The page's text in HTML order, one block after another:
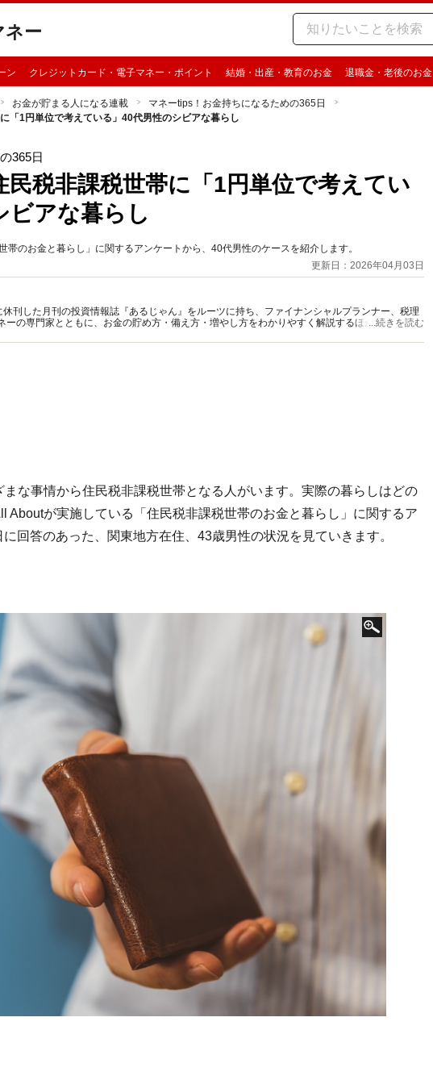
ネー
ン クレジットカード・電子マネー・ポイント 結婚・出産・教育のお金 退職金・老後のお金
お金が貯まる人になる連載
マネーtips！お金持ちになるための365日
「1円単位で考えている」40代男性のシビアな暮らし
365日
民税非課税世帯に「1円単位で考えてい
ビアな暮らし
帯のお金と暮らし」に関するアンケートから、40代男性のケースを紹介します。
更新日：2026年04月03日
刊した月刊の投資情報誌『あるじゃん』をルーツに持ち、ファイナンシャルプランナー、税理
ーの専門家とともに、お金の貯め方・備え方・増やし方をわかりやすく解説するほか、マネー最
...続きを読む
な事情から住民税非課税世帯となる人がいます。実際の暮らしはどの
Aboutが実施している「住民税非課税世帯のお金と暮らし」に関するア
回答のあった、関東地方在住、43歳男性の状況を見ていきます。